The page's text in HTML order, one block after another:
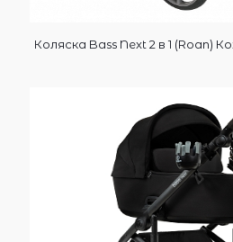
Коляска Bass Next 2 в 1 (Roan)